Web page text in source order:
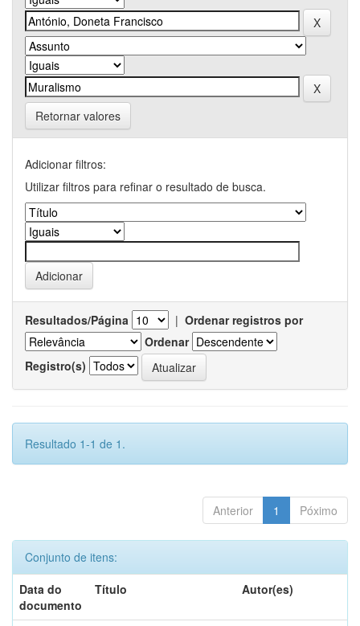
Retornar valores
Adicionar filtros:
Utilizar filtros para refinar o resultado de busca.
Resultados/Página | Ordenar registros por
Ordenar
Registro(s)
Resultado 1-1 de 1.
Anterior 1 Póximo
Conjunto de itens:
Data do
documento
Título Autor(es)